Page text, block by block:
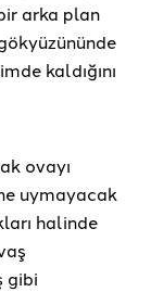
arka plan
kaldığını
ovayı
uymayacak
halinde
gibi